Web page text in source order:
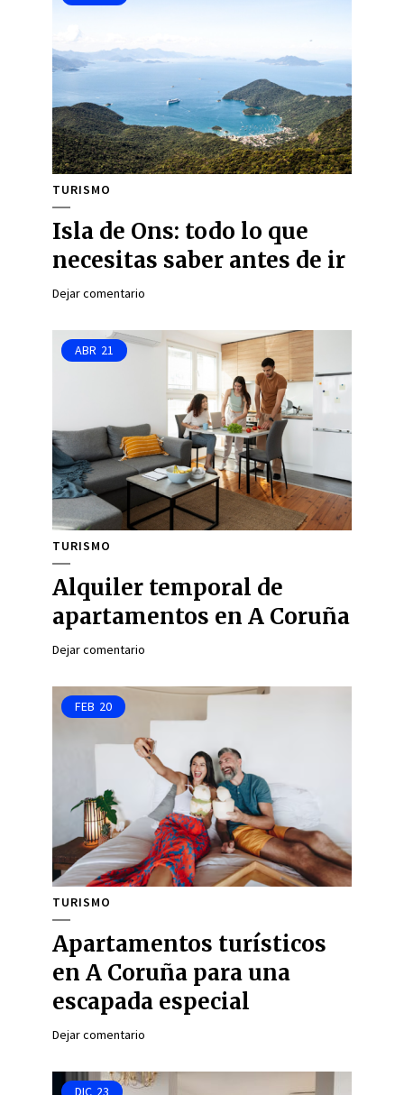
TURISMO
Isla de Ons: todo lo que
necesitas saber antes de ir
Dejar comentario
ABR 21
TURISMO
Alquiler temporal de
apartamentos en A Coruña
Dejar comentario
FEB 20
TURISMO
Apartamentos turísticos
en A Coruña para una
escapada especial
Dejar comentario
DIC 23